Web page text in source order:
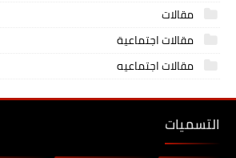
مقالات
مقالات اجتماعية
مقالات اجتماعيه
التسميات